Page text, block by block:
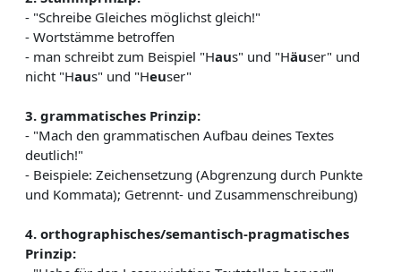
- "Schreibe Gleiches möglichst gleich!"
- Wortstämme betroffen
- man schreibt zum Beispiel "Haus" und "Häuser" und
nicht "Haus" und "Heuser"
3. grammatisches Prinzip:
- "Mach den grammatischen Aufbau deines Textes
deutlich!"
- Beispiele: Zeichensetzung (Abgrenzung durch Punkte
und Kommata); Getrennt- und Zusammenschreibung)
4. orthographisches/semantisch-pragmatisches
Prinzip: